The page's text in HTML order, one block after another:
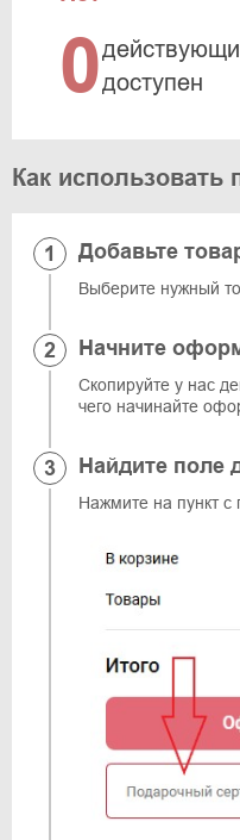
0доступен
Как использовать
Добавьте
Выберите нужный
Начните
Скопируйте у нас
чего начинайте
Найдите поле
Нажмите на пункт с